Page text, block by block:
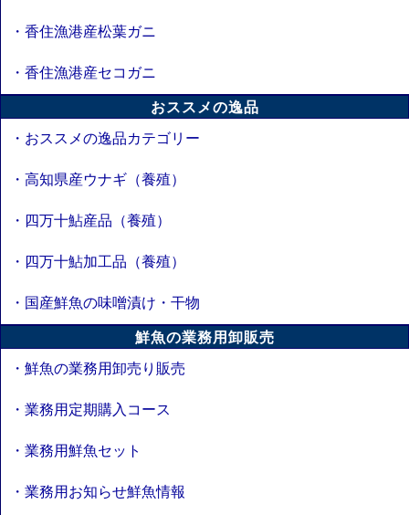
・香住漁港産松葉ガニ
・香住漁港産セコガニ
おススメの逸品
・おススメの逸品カテゴリー
・高知県産ウナギ（養殖）
・四万十鮎産品（養殖）
・四万十鮎加工品（養殖）
・国産鮮魚の味噌漬け・干物
鮮魚の業務用卸販売
・鮮魚の業務用卸売り販売
・業務用定期購入コース
・業務用鮮魚セット
・業務用お知らせ鮮魚情報